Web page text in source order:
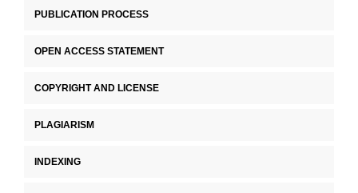
PUBLICATION PROCESS
OPEN ACCESS STATEMENT
COPYRIGHT AND LICENSE
PLAGIARISM
INDEXING